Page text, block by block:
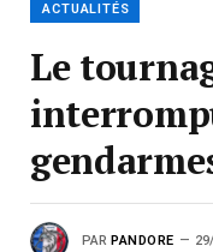
ACTUALITÉS
Le
PAR PANDORE